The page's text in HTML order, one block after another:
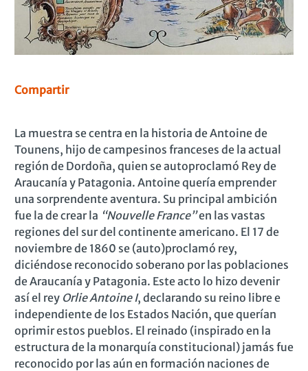
Compartir
La muestra se centra en la historia de Antoine de
Tounens, hijo de campesinos franceses de la actual
región de Dordoña, quien se autoproclamó Rey de
Araucanía y Patagonia. Antoine quería emprender
una sorprendente aventura. Su principal ambición
fue la de crear la “Nouvelle France”en las vastas
regiones del sur del continente americano. El 17 de
noviembre de 1860 se (auto)proclamó rey,
diciéndose reconocido soberano por las poblaciones
de Araucanía y Patagonia. Este acto lo hizo devenir
así el rey Orlie Antoine I, declarando su reino libre e
independiente de los Estados Nación, que querían
oprimir estos pueblos. El reinado (inspirado en la
estructura de la monarquía constitucional) jamás fue
reconocido por las aún en formación naciones de